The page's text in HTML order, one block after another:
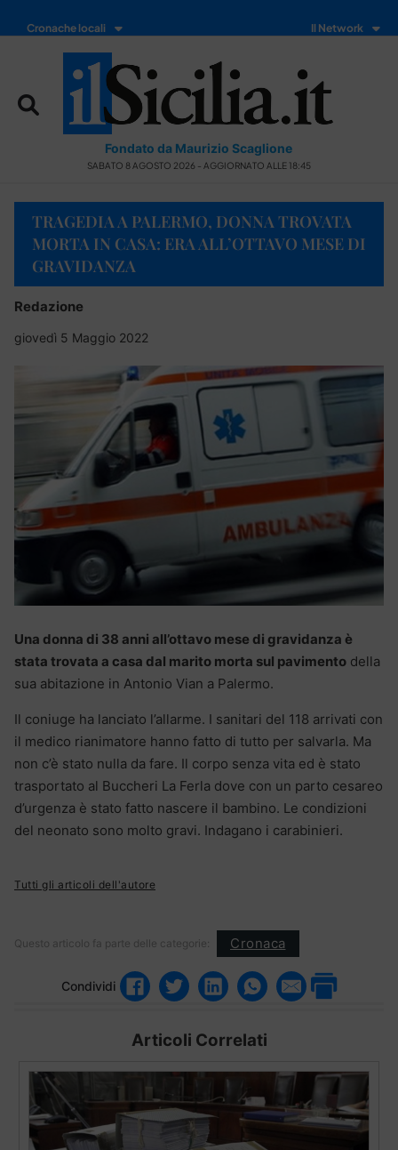
Cronache locali Il Network
Fondato da Maurizio Scaglione
SABATO 8 AGOSTO 2026 - AGGIORNATO ALLE 18:45
TRAGEDIA A PALERMO, DONNA TROVATA
MORTA IN CASA: ERA ALL’OTTAVO MESE DI
GRAVIDANZA
Redazione
giovedì 5 Maggio 2022
Una donna di 38 anni all’ottavo mese di gravidanza è
stata trovata a casa dal marito morta sul pavimento della
sua abitazione in Antonio Vian a Palermo.
Il coniuge ha lanciato l’allarme. I sanitari del 118 arrivati con
il medico rianimatore hanno fatto di tutto per salvarla. Ma
non c’è stato nulla da fare. Il corpo senza vita ed è stato
trasportato al Buccheri La Ferla dove con un parto cesareo
d’urgenza è stato fatto nascere il bambino. Le condizioni
del neonato sono molto gravi. Indagano i carabinieri.
Tutti gli articoli dell'autore
Questo articolo fa parte delle categorie: Cronaca
Condividi
Articoli Correlati